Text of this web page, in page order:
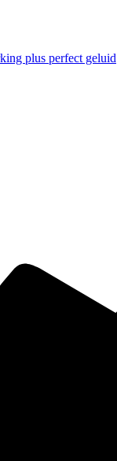
plus perfect geluid